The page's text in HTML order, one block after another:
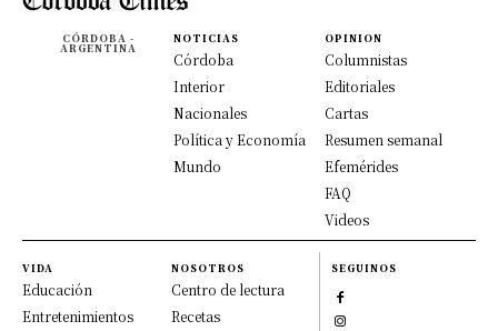
CÓRDOBA -
ARGENTINA
NOTICIAS
Córdoba
Interior
Nacionales
Política y Economía
Mundo
OPINION
Columnistas
Editoriales
Cartas
Resumen semanal
Efemérides
FAQ
Videos
VIDA
Educación
Entretenimientos
NOSOTROS
Centro de lectura
Recetas
SEGUINOS